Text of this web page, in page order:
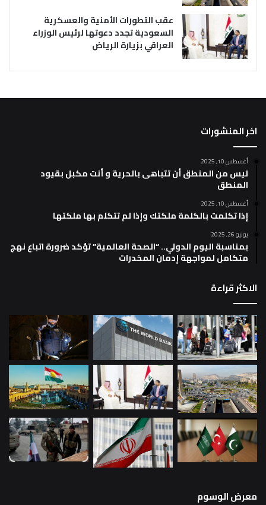
عقب التطورات الأمنية والعسكرية
السعودية تجدد دعوتها لرئيس الوزراء
العراقي بزيارة الرياض
اخر المنشورات
أغسطس 10, 2025
ليس من المنطق أن تتباهى بالحرية و أنت مكبل بقيود
المنطق
أغسطس 10, 2025
إذا تكلمت بالكلمة ملكتك وإذا لم تتكلم بها ملكتها
يونيو 26, 2025
بمناسبة اليوم الدولي.. “الصحة العالمية” تؤكد ضرورة اتباع نهج
متكامل لمواجهة إدمان المخدرات
الاكثر قراءة
معرض الوسوم